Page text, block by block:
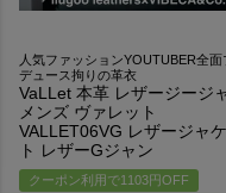
人気ファッションYOUTUBER全面
デュース拘りの革衣
VaLLet 本革 レザージージ
メンズ ヴァレット
VALLET06VG レザージャ
ト レザーGジャン
クーポン利用で1103円OFF